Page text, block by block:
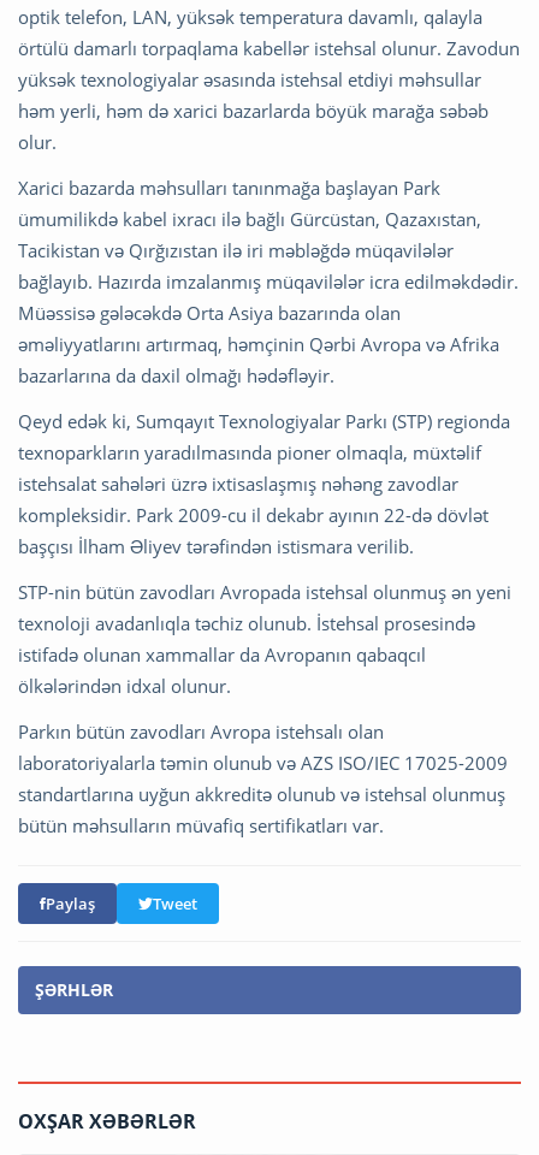
optik telefon, LAN, yüksək temperatura davamlı, qalayla
örtülü damarlı torpaqlama kabellər istehsal olunur. Zavodun
yüksək texnologiyalar əsasında istehsal etdiyi məhsullar
həm yerli, həm də xarici bazarlarda böyük marağa səbəb
olur.
Xarici bazarda məhsulları tanınmağa başlayan Park
ümumilikdə kabel ixracı ilə bağlı Gürcüstan, Qazaxıstan,
Tacikistan və Qırğızıstan ilə iri məbləğdə müqavilələr
bağlayıb. Hazırda imzalanmış müqavilələr icra edilməkdədir.
Müəssisə gələcəkdə Orta Asiya bazarında olan
əməliyyatlarını artırmaq, həmçinin Qərbi Avropa və Afrika
bazarlarına da daxil olmağı hədəfləyir.
Qeyd edək ki, Sumqayıt Texnologiyalar Parkı (STP) regionda
texnoparkların yaradılmasında pioner olmaqla, müxtəlif
istehsalat sahələri üzrə ixtisaslaşmış nəhəng zavodlar
kompleksidir. Park 2009-cu il dekabr ayının 22-də dövlət
başçısı İlham Əliyev tərəfindən istismara verilib.
STP-nin bütün zavodları Avropada istehsal olunmuş ən yeni
texnoloji avadanlıqla təchiz olunub. İstehsal prosesində
istifadə olunan xammallar da Avropanın qabaqcıl
ölkələrindən idxal olunur.
Parkın bütün zavodları Avropa istehsalı olan
laboratoriyalarla təmin olunub və AZS ISO/IEC 17025-2009
standartlarına uyğun akkreditə olunub və istehsal olunmuş
bütün məhsulların müvafiq sertifikatları var.
Paylaş Tweet
ŞƏRHLƏR
OXŞAR XƏBƏRLƏR